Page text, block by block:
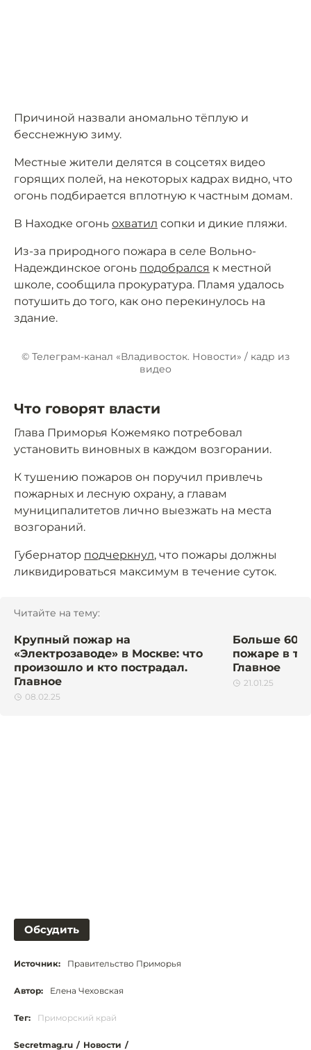
Причиной назвали аномально тёплую и
бесснежную зиму.
Местные жители делятся в соцсетях видео
горящих полей, на некоторых кадрах видно, что
огонь подбирается вплотную к частным домам.
В Находке огонь охватил сопки и дикие пляжи.
Из-за природного пожара в селе Вольно-
Надеждинское огонь подобрался к местной
школе, сообщила прокуратура. Пламя удалось
потушить до того, как оно перекинулось на
здание.
© Телеграм-канал «Владивосток. Новости» / кадр из
видео
Что говорят власти
Глава Приморья Кожемяко потребовал
установить виновных в каждом возгорании.
К тушению пожаров он поручил привлечь
пожарных и лесную охрану, а главам
муниципалитетов лично выезжать на места
возгораний.
Губернатор подчеркнул, что пожары должны
ликвидироваться максимум в течение суток.
Читайте на тему:
Крупный пожар на
«Электрозаводе» в Москве: что
произошло и кто пострадал.
Главное
08.02.25
Больше 60
пожаре в
Главное
21.01.25
Обсудить
Источник: Правительство Приморья
Автор: Елена Чеховская
Тег: Приморский край
Secretmag.ru / Новости /